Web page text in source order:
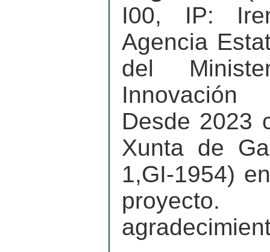
I00, IP:
Agencia
del
Innovación
Desde 2023
Xunta de
1,GI-1954)